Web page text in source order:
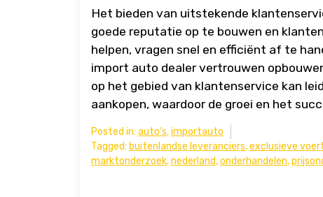
Het bieden van uitstekende
goede reputatie op te bouwen en
helpen, vragen snel en efficiënt af te
import auto dealer vertrouwen
op het gebied van klantenservice kan
aankopen, waardoor de groei en het
Posted in: auto's,importauto
Tagged: buitenlandse leveranciers,exclusieve
marktonderzoek,nederland,onderhandelen,